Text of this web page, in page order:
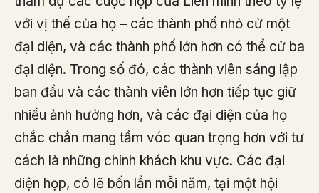
với vị thế của họ – các thành phố nhỏ cử một
đại diện, và các thành phố lớn hơn có thể cử ba
đại diện. Trong số đó, các thành viên sáng lập
ban đầu và các thành viên lớn hơn tiếp tục giữ
nhiều ảnh hưởng hơn, và các đại diện của họ
chắc chắn mang tầm vóc quan trọng hơn với tư
cách là những chính khách khu vực. Các đại
diện họp, có lẽ bốn lần mỗi năm, tại một hội